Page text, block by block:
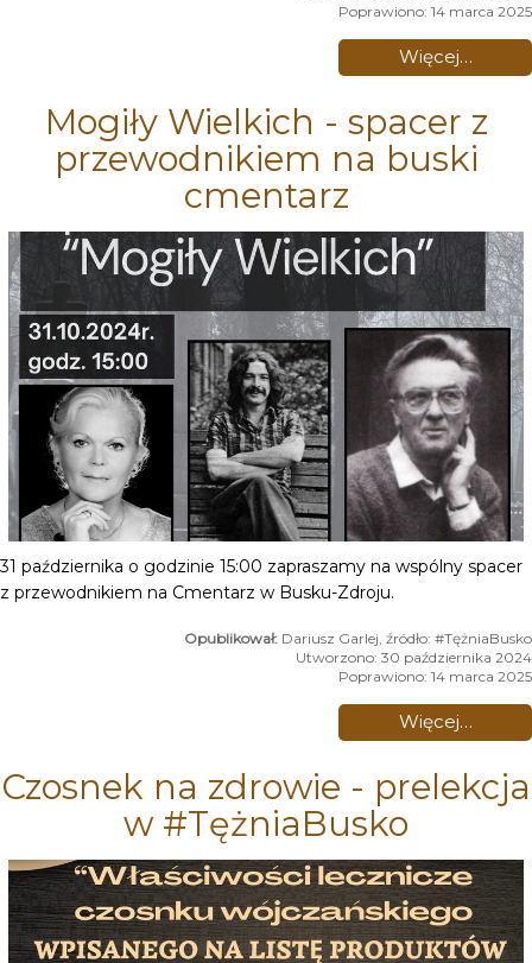
Poprawiono: 14 marca 2025
Więcej…
Mogiły Wielkich - spacer z
przewodnikiem na buski
cmentarz
31 października o godzinie 15:00 zapraszamy na wspólny spacer
z przewodnikiem na Cmentarz w Busku-Zdroju.
Dariusz Garlej, źródło: #TężniaBusko
Utworzono: 30 października 2024
Poprawiono: 14 marca 2025
Więcej…
Czosnek na zdrowie - prelekcja
w #TężniaBusko